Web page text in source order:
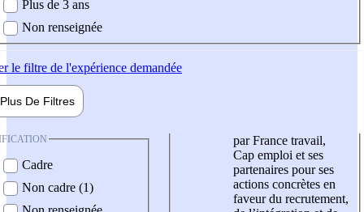
Plus de 3 ans
Non renseignée
le filtre de l'expérience demandée
Plus De Filtres
Cadre
Non cadre (1)
par France travail,
Cap emploi et ses
partenaires pour ses
actions concrètes en
faveur du recrutement,